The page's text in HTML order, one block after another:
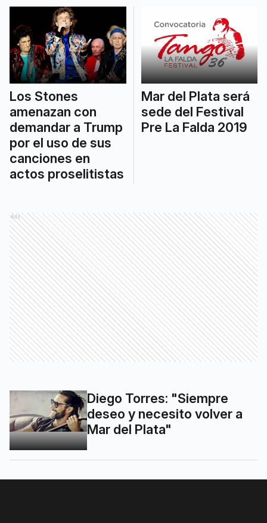
Los Stones
amenazan con
demandar a Trump
por el uso de sus
canciones en
actos proselitistas
Mar del Plata será
sede del Festival
Pre La Falda 2019
Ads
Diego Torres: "Siempre
deseo y necesito volver a
Mar del Plata"